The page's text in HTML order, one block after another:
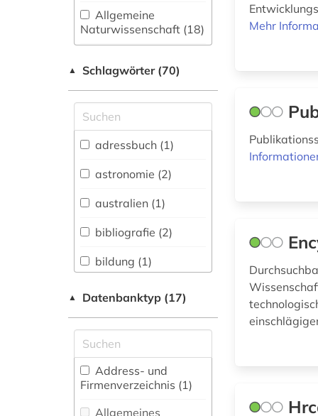
Allgemeine
Naturwissenschaft (18)
fachübergreifende
Allgemeine und
vergleichende Sprach-
und
Literaturwissenschaft.
Indogermanistik.
Außereuropäische
Sprachen und
Literaturen (2)
Anglistik.
Amerikanistik (0)
Vermessungswesen (2)
Biologie,
Biotechnologie (8)
Buch- und
▲ Schlagwörter (70)
adressbuch (1)
astronomie (2)
australien (1)
bibliografie (2)
bildung (1)
(1)
biologie (3)
biomedizin (2)
biowissenschaften
▲ Datenbanktyp (17)
Address- und
Firmenverzeichnis (1)
Allgemeines
Mehr